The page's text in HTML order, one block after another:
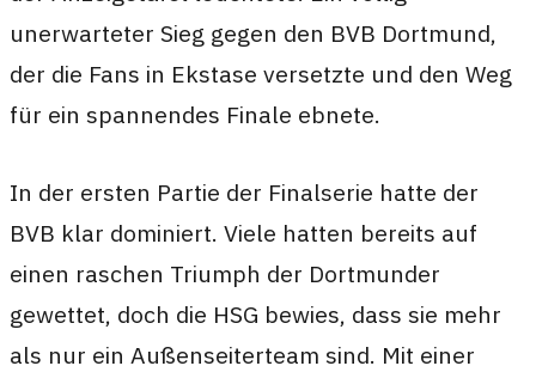
unerwarteter Sieg gegen den BVB Dortmund,
der die Fans in Ekstase versetzte und den Weg
für ein spannendes Finale ebnete.
In der ersten Partie der Finalserie hatte der
BVB klar dominiert. Viele hatten bereits auf
einen raschen Triumph der Dortmunder
gewettet, doch die HSG bewies, dass sie mehr
als nur ein Außenseiterteam sind. Mit einer